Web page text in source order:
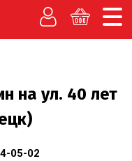
на ул. 40 лет
05-02